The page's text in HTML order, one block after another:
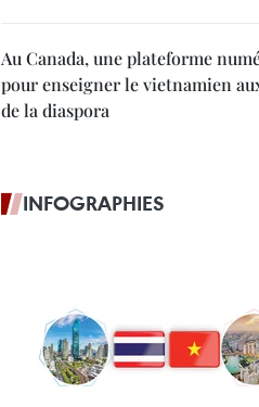
Au Canada, une plateforme
pour enseigner le vietnamien
de la diaspora
INFOGRAPHIES